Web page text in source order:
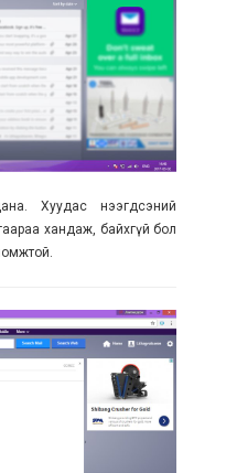
Хуудас нээгдсэний
хандаж, байхгүй бол